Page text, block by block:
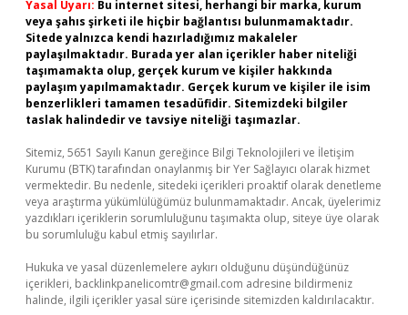
Yasal Uyarı: Bu internet sitesi, herhangi bir marka, kurum
veya şahıs şirketi ile hiçbir bağlantısı bulunmamaktadır.
Sitede yalnızca kendi hazırladığımız makaleler
paylaşılmaktadır. Burada yer alan içerikler haber niteliği
taşımamakta olup, gerçek kurum ve kişiler hakkında
paylaşım yapılmamaktadır. Gerçek kurum ve kişiler ile isim
benzerlikleri tamamen tesadüfidir. Sitemizdeki bilgiler
taslak halindedir ve tavsiye niteliği taşımazlar.
Sitemiz, 5651 Sayılı Kanun gereğince Bilgi Teknolojileri ve İletişim
Kurumu (BTK) tarafından onaylanmış bir Yer Sağlayıcı olarak hizmet
vermektedir. Bu nedenle, sitedeki içerikleri proaktif olarak denetleme
veya araştırma yükümlülüğümüz bulunmamaktadır. Ancak, üyelerimiz
yazdıkları içeriklerin sorumluluğunu taşımakta olup, siteye üye olarak
bu sorumluluğu kabul etmiş sayılırlar.
Hukuka ve yasal düzenlemelere aykırı olduğunu düşündüğünüz
içerikleri, backlinkpanelicomtr@gmail.com adresine bildirmeniz
halinde, ilgili içerikler yasal süre içerisinde sitemizden kaldırılacaktır.